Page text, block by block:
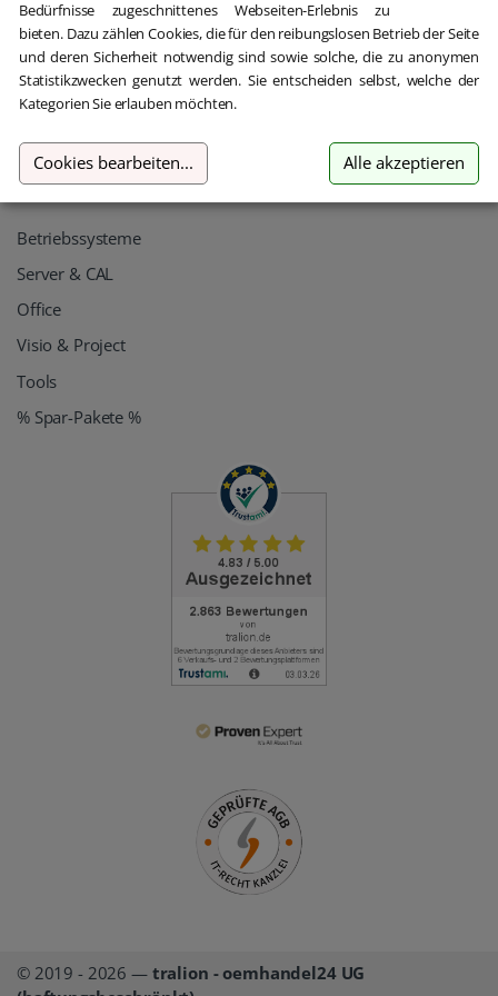
AGB
Impressum
Widerrufsrecht
Find it fast
Betriebssysteme
Server & CAL
Office
Visio & Project
Tools
% Spar-Pakete %
© 2019 - 2026 — tralion - oemhandel24 UG
Bedürfnisse zugeschnittenes Webseiten-Erlebnis zu
bieten. Dazu zählen Cookies, die für den reibungslosen Betrieb der Seite
und deren Sicherheit notwendig sind sowie solche, die zu anonymen
Statistikzwecken genutzt werden. Sie entscheiden selbst, welche der
Kategorien Sie erlauben möchten.
Cookies bearbeiten... Alle akzeptieren